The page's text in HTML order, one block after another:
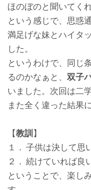
ほのぼのと聞いてく
という感じで、思惑
満足げな妹とハイタ
した。
というわけで、同じ
るのかなぁと、 双子
いました。次回は二
また全く違った結果
【教訓】
１． 子供は決して思
２． 続けていれば良
ということで、楽し